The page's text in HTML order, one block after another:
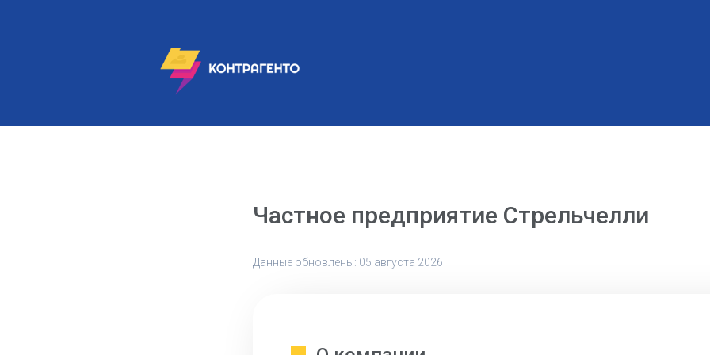
Частное предприятие Стрельчелли
Данные обновлены: 05 августа 2026